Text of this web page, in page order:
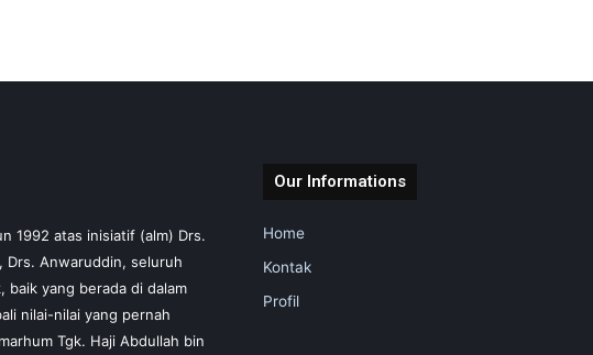
1992 atas inisiatif (alm) Drs.
Drs. Anwaruddin, seluruh
baik yang berada di dalam
nilai-nilai yang pernah
Tgk. Haji Abdullah bin
Our Informations
Home
Kontak
Profil